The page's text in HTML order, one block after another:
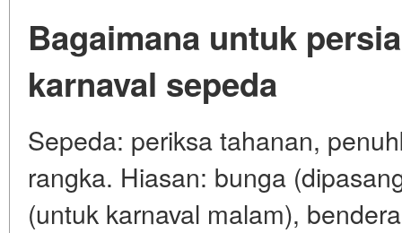
Bagaimana untuk
karnaval sepeda
Sepeda: periksa tahanan,
rangka. Hiasan: bunga
(untuk karnaval malam),